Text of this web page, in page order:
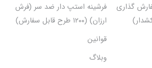
گذاری
فرشینه استپ دار ضد سر (فرش
ارزان) (۱۲۰۰ طرح قابل سفارش)
قوانین
وبلاگ